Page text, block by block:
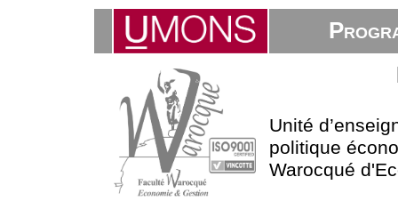
Unité
politique
Warocqué